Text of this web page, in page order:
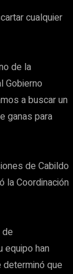
cualquier
de la
Gobierno
a buscar un
ganas para
de Cabildo
la Coordinación
equipo han
que